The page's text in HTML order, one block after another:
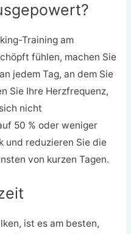
Training am
fühlen, machen Sie
jedem Tag, an dem Sie
Sie Ihre Herzfrequenz,
nicht
50 % oder weniger
und reduzieren Sie die
von kurzen Tagen.
ist es am besten,